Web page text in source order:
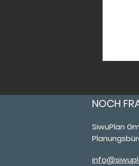
NOCH
SiwuPlan